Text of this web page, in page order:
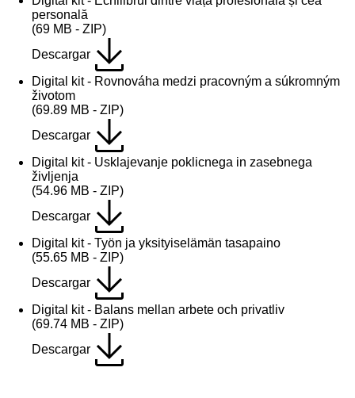
personală
(69 MB - ZIP)
Descargar
Digital kit - Rovnováha medzi pracovným a súkromným
životom
(69.89 MB - ZIP)
Descargar
Digital kit - Usklajevanje poklicnega in zasebnega
življenja
(54.96 MB - ZIP)
Descargar
Digital kit - Työn ja yksityiselämän tasapaino
(55.65 MB - ZIP)
Descargar
Digital kit - Balans mellan arbete och privatliv
(69.74 MB - ZIP)
Descargar